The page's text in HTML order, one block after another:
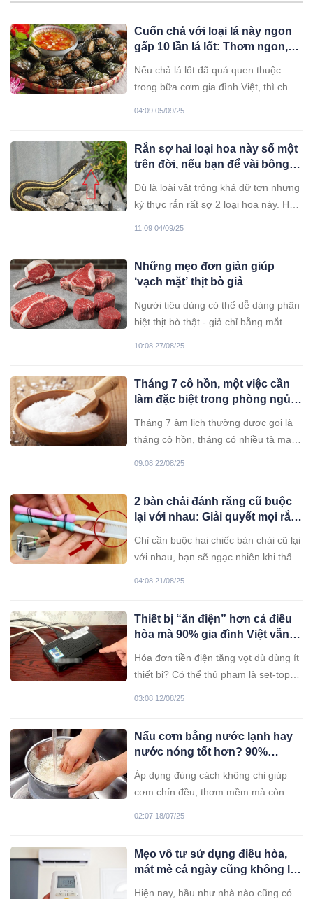
Cuốn chả với loại lá này ngon
gấp 10 lần lá lốt: Thơm ngon,
Nếu chả lá lốt đã quá quen thuộc
trong bữa cơm gia đình Việt, thì chả
một vị thuốc quý.
04:09 05/09/25
Rắn sợ hai loại hoa này số một
trên đời, nếu bạn để vài bông
bén mảng
Dù là loài vật trông khá dữ tợn nhưng
kỳ thực rắn rất sợ 2 loại hoa này. Hãy
11:09 04/09/25
Những mẹo đơn giản giúp
‘vạch mặt’ thịt bò giả
Người tiêu dùng có thể dễ dàng phân
biệt thịt bò thật - giả chỉ bằng mắt
10:08 27/08/25
Tháng 7 cô hồn, một việc cần
làm đặc biệt trong phòng ngủ,
cả năm sung túc
Tháng 7 âm lịch thường được gọi là
tháng cô hồn, tháng có nhiều tà ma
09:08 22/08/25
2 bàn chải đánh răng cũ buộc
lại với nhau: Giải quyết mọi rắc
Chỉ cần buộc hai chiếc bàn chải cũ lại
với nhau, bạn sẽ ngạc nhiên khi thấy
04:08 21/08/25
Thiết bị “ăn điện” hơn cả điều
hòa mà 90% gia đình Việt vẫn
Hóa đơn tiền điện tăng vọt dù dùng ít
thiết bị? Có thể thủ phạm là set-top
bé nhưng “ăn điện” hơn cả điều hòa
nếu để ở chế độ chờ.
03:08 12/08/25
Nấu cơm bằng nước lạnh hay
nước nóng tốt hơn? 90%
người Việt đang làm sai cách
Áp dụng đúng cách không chỉ giúp
cơm chín đều, thơm mềm mà còn giữ
02:07 18/07/25
Mẹo vô tư sử dụng điều hòa,
mát mẻ cả ngày cũng không lo
Hiện nay, hầu như nhà nào cũng có